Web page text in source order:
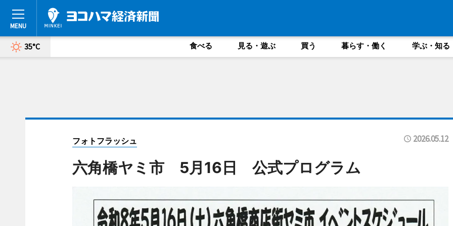
35°C 食べる 見る・遊ぶ 買う 暮らす・働く 学ぶ・知る
フォトフラッシュ 2026.05.12
六角橋ヤミ市 5月16日 公式プログラム